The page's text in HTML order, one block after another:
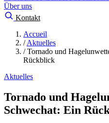
Über uns
Kontakt
Accueil
/ Aktuelles
/ Tornado und
Rückblick
Aktuelles
Tornado und
Schwechat: Ein